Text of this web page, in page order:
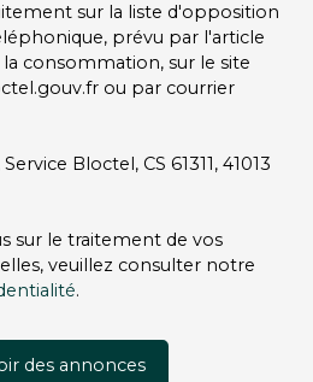
sur la liste d'opposition
prévu par l'article
la consommation, sur le site
ou par courrier
Bloctel, CS 61311, 41013
sur le traitement de vos
veuillez consulter notre
.
des annonces